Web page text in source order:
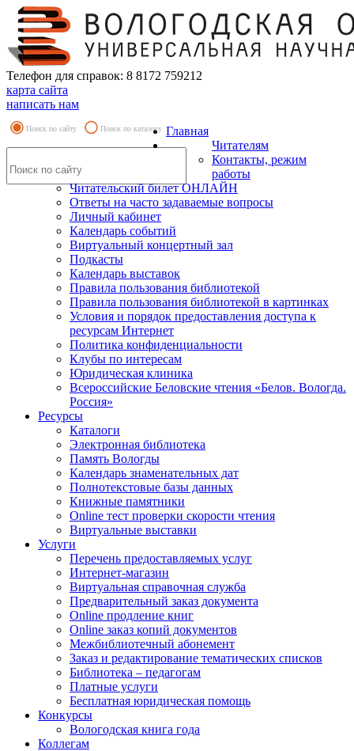
Телефон для справок: 8 8172 759212
карта сайта
написать нам
Поиск по сайту Поиск по каталогу Главная
Читателям
Контакты, режим
работы
Читательский билет ОНЛАЙН
Ответы на часто задаваемые вопросы
Личный кабинет
Календарь событий
Виртуальный концертный зал
Подкасты
Календарь выставок
Правила пользования библиотекой
Правила пользования библиотекой в картинках
Условия и порядок предоставления доступа к
ресурсам Интернет
Политика конфиденциальности
Клубы по интересам
Юридическая клиника
Всероссийские Беловские чтения «Белов. Вологда.
Россия»
Ресурсы
Каталоги
Электронная библиотека
Память Вологды
Календарь знаменательных дат
Полнотекстовые базы данных
Книжные памятники
Online тест проверки скорости чтения
Виртуальные выставки
Услуги
Перечень предоставляемых услуг
Интернет-магазин
Виртуальная справочная служба
Предварительный заказ документа
Online продление книг
Online заказ копий документов
Межбиблиотечный абонемент
Заказ и редактирование тематических списков
Библиотека – педагогам
Платные услуги
Бесплатная юридическая помощь
Конкурсы
Вологодская книга года
Коллегам